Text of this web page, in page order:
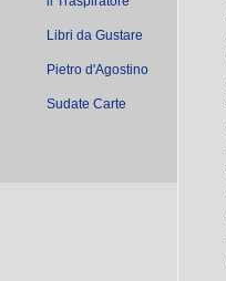
Libri da Gustare
Pietro d'Agostino
Sudate Carte